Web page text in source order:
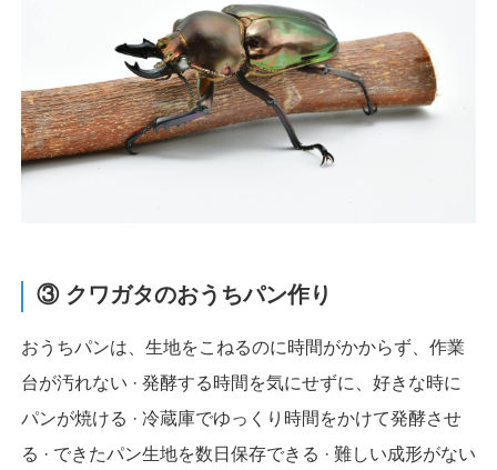
③ クワガタのおうちパン作り
おうちパンは、生地をこねるのに時間がかからず、作業
台が汚れない · 発酵する時間を気にせずに、好きな時に
パンが焼ける · 冷蔵庫でゆっくり時間をかけて発酵させ
る · できたパン生地を数日保存できる · 難しい成形がない